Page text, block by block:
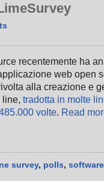
recentemente ha
web open
alla creazione e
line, tradotta in molte
volte. Read
survey, polls, software